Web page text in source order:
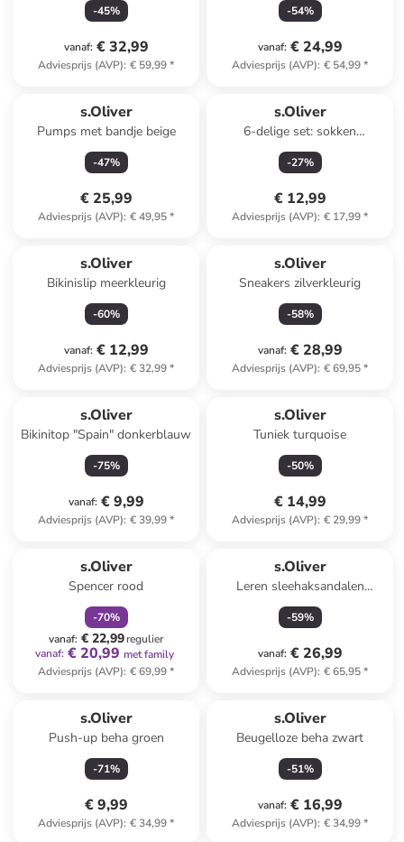
-45%
vanaf: € 32,99
Adviesprijs (AVP): € 59,99*
-54%
vanaf: € 24,99
Adviesprijs (AVP): € 54,99*
s.Oliver
Pumps met bandje beige
-47%
€ 25,99
Adviesprijs (AVP): € 49,95*
s.Oliver
6-delige set: sokken
paars/donkerblauw
-27%
€ 12,99
Adviesprijs (AVP): € 17,99*
s.Oliver
Bikinislip meerkleurig
-60%
vanaf: € 12,99
Adviesprijs (AVP): € 32,99*
s.Oliver
Sneakers zilverkleurig
-58%
vanaf: € 28,99
Adviesprijs (AVP): € 69,95*
s.Oliver
Bikinitop "Spain" donkerblauw
-75%
vanaf: € 9,99
Adviesprijs (AVP): € 39,99*
s.Oliver
Tuniek turquoise
-50%
€ 14,99
Adviesprijs (AVP): € 29,99*
s.Oliver
Spencer rood
-70%
vanaf: € 22,99regulier
vanaf: € 20,99 met family
Adviesprijs (AVP): € 69,99*
s.Oliver
Leren sleehaksandalen
lichtroze
-59%
vanaf: € 26,99
Adviesprijs (AVP): € 65,95*
s.Oliver
Push-up beha groen
-71%
€ 9,99
Adviesprijs (AVP): € 34,99*
s.Oliver
Beugelloze beha zwart
-51%
vanaf: € 16,99
Adviesprijs (AVP): € 34,99*